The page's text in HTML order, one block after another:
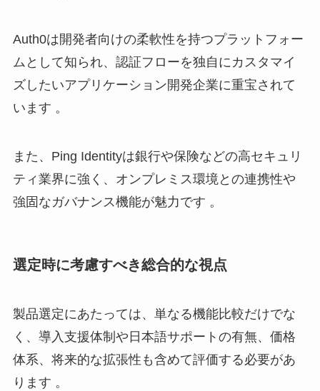
Auth0は開発者向けの柔軟性を持つプラットフォー
ムとして知られ、認証フローを独自にカスタマイ
ズしたいアプリケーション開発企業に重宝されて
います 。
また、Ping Identityは銀行や保険などの高セキュリ
ティ業界に強く、オンプレミス環境との連携性や
強固なガバナンス機能が魅力です 。
選定時に考慮すべき総合的な視点
製品選定にあたっては、単なる機能比較だけでな
く、導入支援体制や日本語サポートの有無、価格
体系、将来的な拡張性も含めて評価する必要があ
ります 。